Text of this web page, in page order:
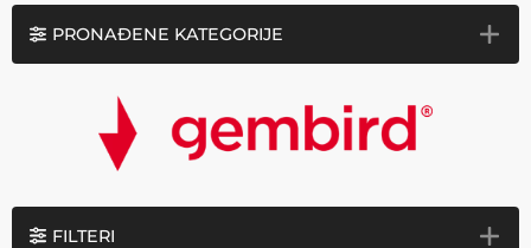
PRONAĐENE KATEGORIJE
FILTERI